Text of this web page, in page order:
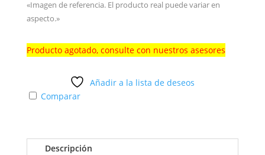
«Imagen de referencia. El producto real puede variar en
aspecto.»
Producto agotado, consulte con nuestros asesores
Añadir a la lista de deseos
Comparar
Descripción